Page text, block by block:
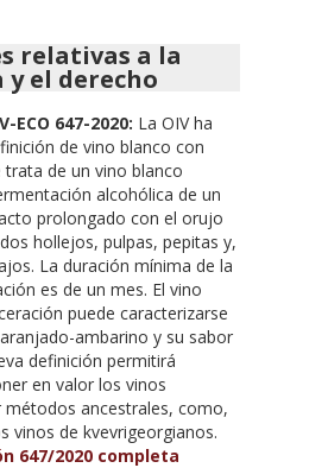
relativas a la
y el derecho
ECO 647-2020: La OIV ha
de vino blanco con
trata de un vino blanco
alcohólica de un
prolongado con el orujo
hollejos, pulpas, pepitas y,
La duración mínima de la
es de un mes. El vino
puede caracterizarse
ambarino y su sabor
definición permitirá
en valor los vinos
ancestrales, como,
vinos de kvevrigeorgianos.
647/2020 completa